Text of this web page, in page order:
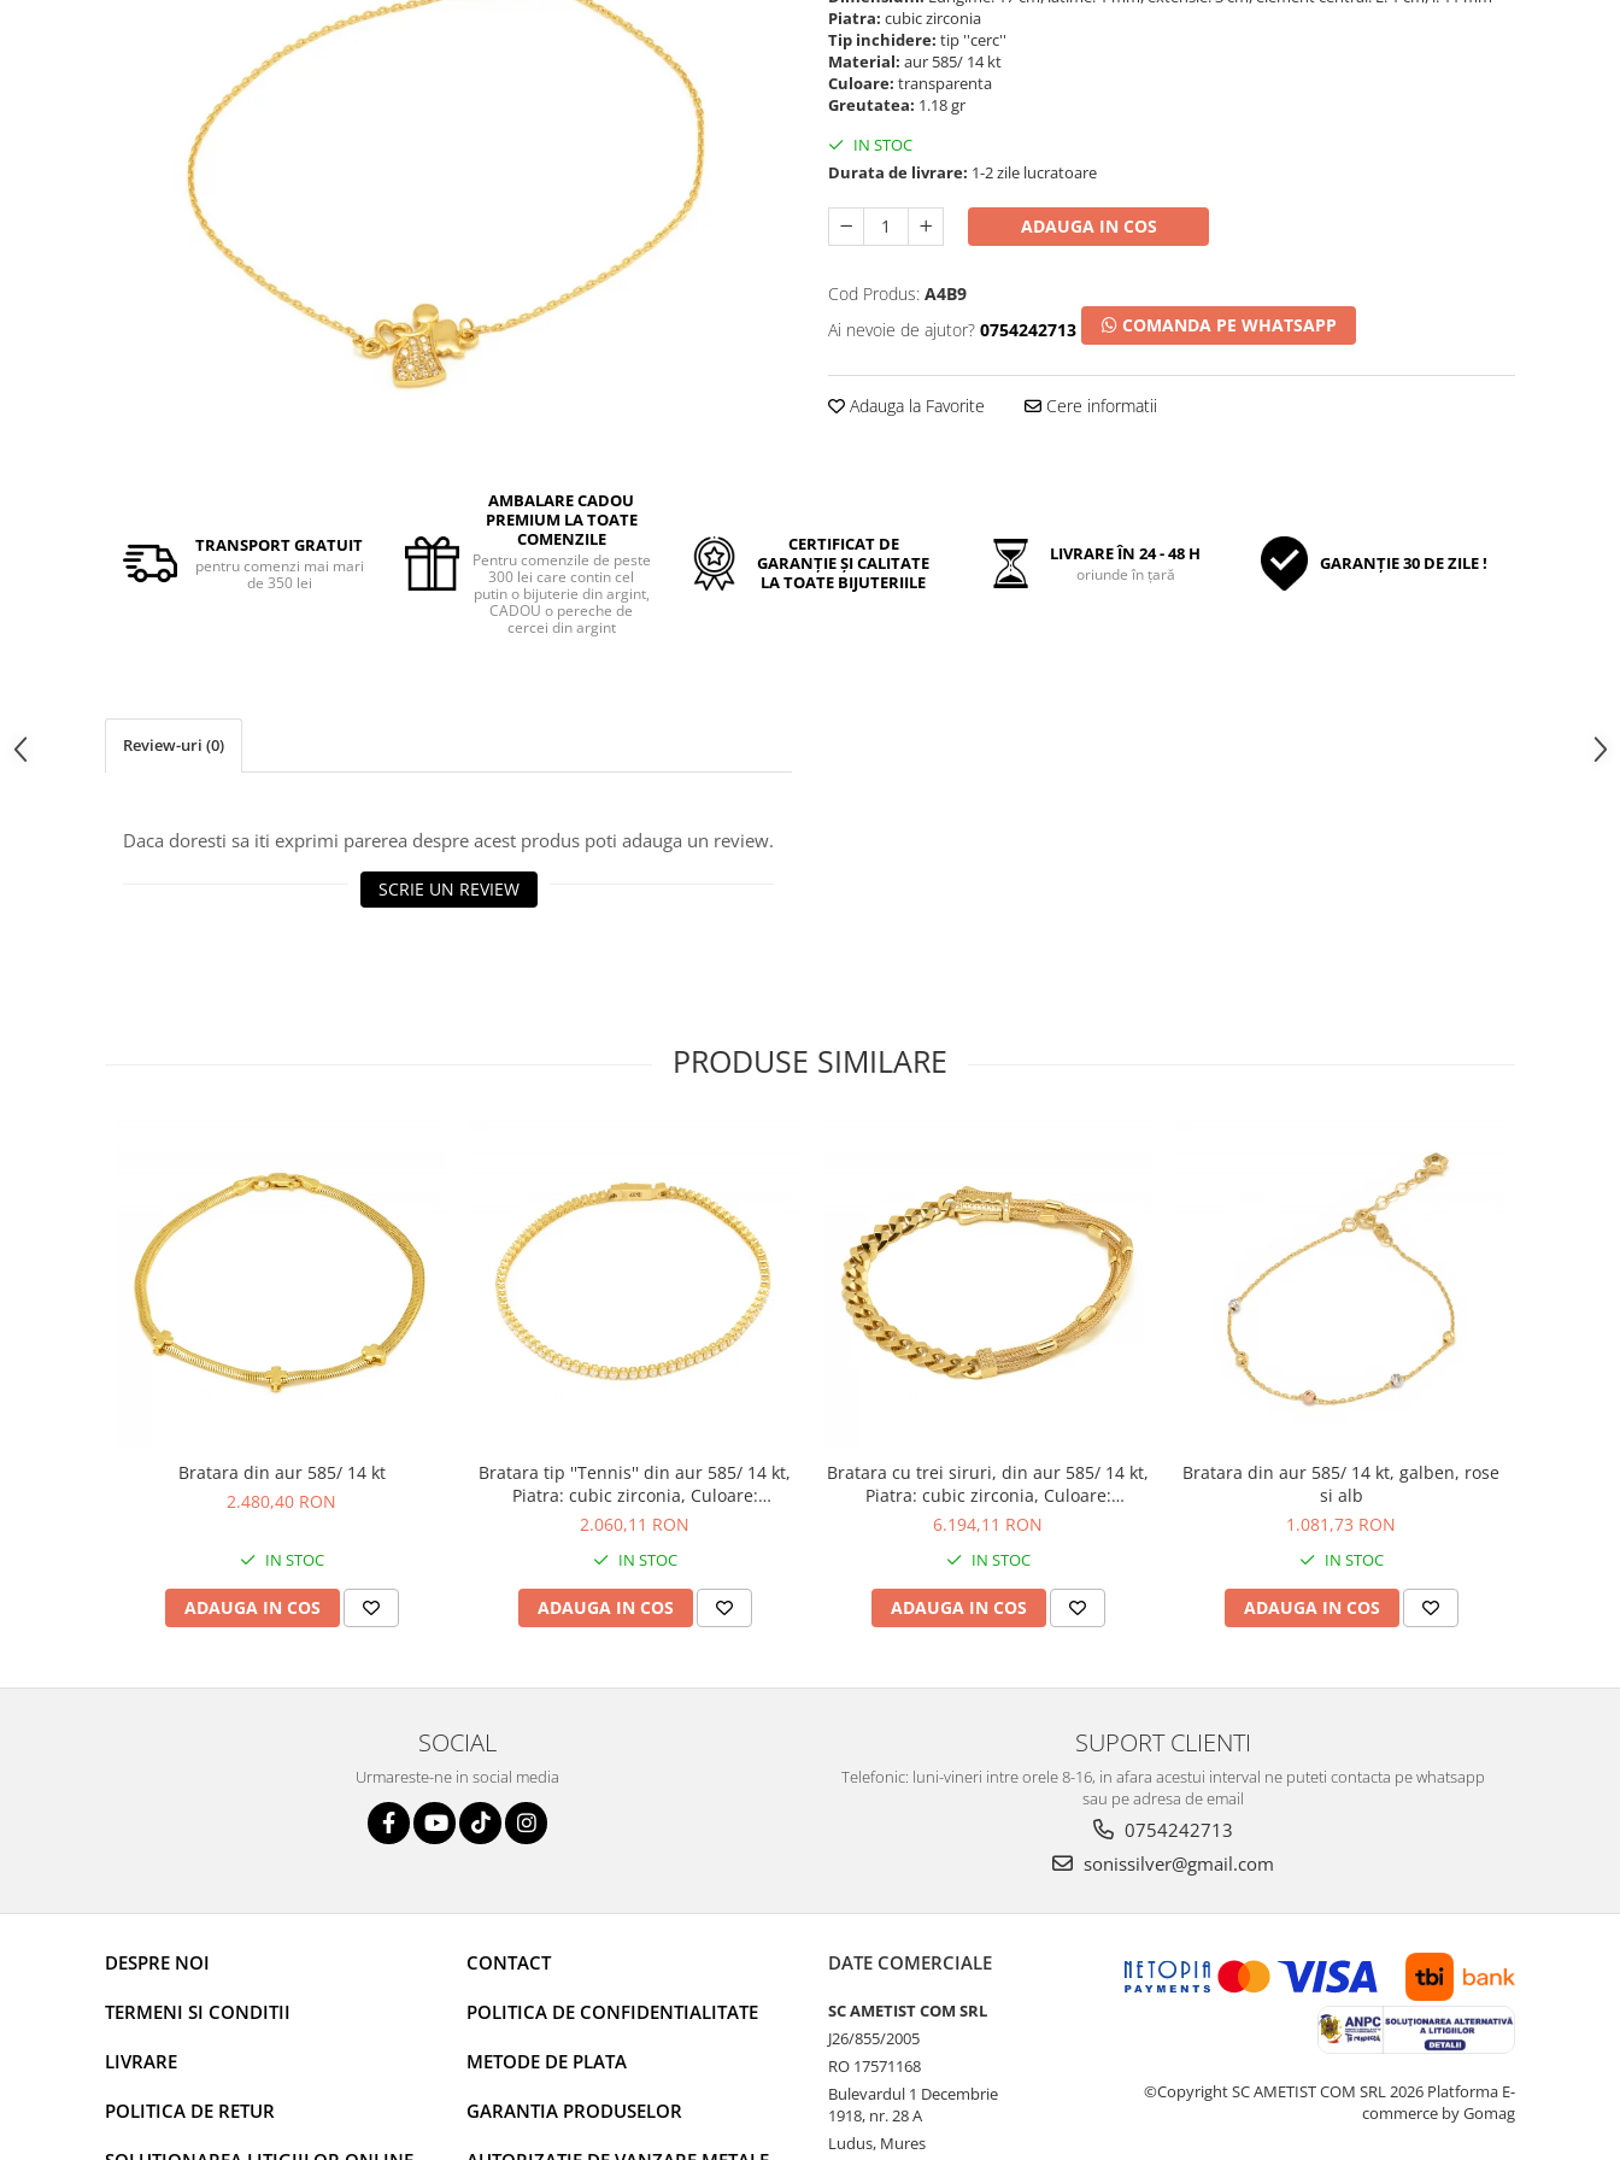
BRATARI PENTRU PICIOR
Piatra: cubic zirconia
Tip inchidere: tip ''cerc''
Material: aur 585/ 14 kt
Culoare: transparenta
Greutatea: 1.18 gr
IN STOC
Durata de livrare: 1-2 zile lucratoare
ADAUGA IN COS
Cod Produs: A4B9
Ai nevoie de ajutor? 0754242713 COMANDA PE WHATSAPP
Adauga la Favorite Cere informatii
TRANSPORT GRATUIT
pentru comenzi mai mari
de 350 lei
AMBALARE CADOU
PREMIUM LA TOATE
COMENZILE
Pentru comenzile de peste
300 lei care contin cel
putin o bijuterie din argint,
CADOU o pereche de
cercei din argint
CERTIFICAT DE
GARANȚIE ȘI CALITATE
LA TOATE BIJUTERIILE
LIVRARE ÎN 24 - 48 H
oriunde în țară GARANȚIE 30 DE ZILE !
Review-uri (0)
Daca doresti sa iti exprimi parerea despre acest produs poti adauga un review.
SCRIE UN REVIEW
PRODUSE SIMILARE
Bratara din aur 585/ 14 kt
2.480,40 RON
IN STOC
ADAUGA IN COS
Bratara tip ''Tennis'' din aur 585/ 14 kt,
Piatra: cubic zirconia, Culoare:
transparenta
2.060,11 RON
IN STOC
ADAUGA IN COS
Bratara cu trei siruri, din aur 585/ 14 kt,
Piatra: cubic zirconia, Culoare:
transparenta
6.194,11 RON
IN STOC
ADAUGA IN COS
Bratara din aur 585/ 14 kt, galben, rose
si alb
1.081,73 RON
IN STOC
ADAUGA IN COS
SOCIAL
Urmareste-ne in social media
SUPORT CLIENTI
Telefonic: luni-vineri intre orele 8-16, in afara acestui interval ne puteti contacta pe whatsapp
sau pe adresa de email
0754242713
sonissilver@gmail.com
DESPRE NOI
TERMENI SI CONDITII
LIVRARE
POLITICA DE RETUR
CONTACT
POLITICA DE CONFIDENTIALITATE
METODE DE PLATA
GARANTIA PRODUSELOR
DATE COMERCIALE
SC AMETIST COM SRL
J26/855/2005
RO 17571168
Bulevardul 1 Decembrie
1918, nr. 28 A
Ludus, Mures
©Copyright SC AMETIST COM SRL 2026 Platforma E-
commerce by Gomag